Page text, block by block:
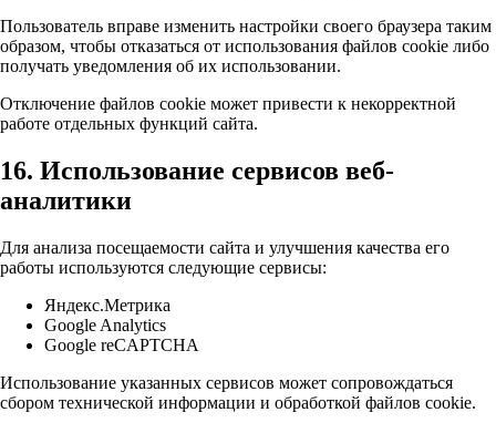
Пользователь вправе изменить настройки своего браузера таким
образом, чтобы отказаться от использования файлов cookie либо
получать уведомления об их использовании.
Отключение файлов cookie может привести к некорректной
работе отдельных функций сайта.
16. Использование сервисов веб-
аналитики
Для анализа посещаемости сайта и улучшения качества его
работы используются следующие сервисы:
Яндекс.Метрика
Google Analytics
Google reCAPTCHA
Использование указанных сервисов может сопровождаться
сбором технической информации и обработкой файлов cookie.